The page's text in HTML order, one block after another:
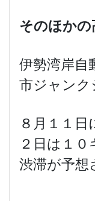
そのほかの
伊勢湾岸
市ジャンク
８月１１日
２日は１
渋滞が予想